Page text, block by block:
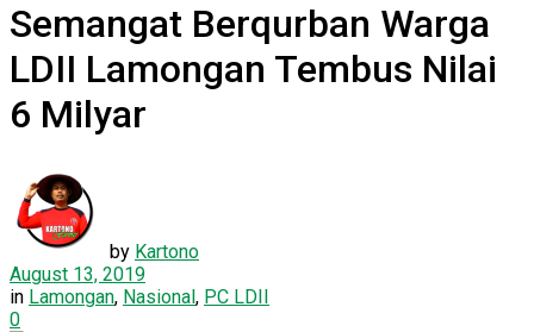
Semangat Berqurban Warga
LDII Lamongan Tembus Nilai
6 Milyar
by Kartono
August 13, 2019
in Lamongan, Nasional, PC LDII
0